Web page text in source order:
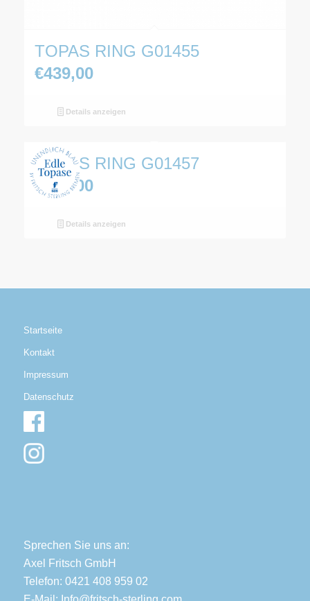
TOPAS RING G01455
€439,00
Details anzeigen
TOPAS RING G01457
€ 629,00
Details anzeigen
Startseite
Kontakt
Impressum
Datenschutz
Sprechen Sie uns an:
Axel Fritsch GmbH
Telefon: 0421 408 959 02